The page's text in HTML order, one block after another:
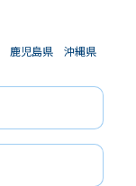
鹿児島県 沖縄県